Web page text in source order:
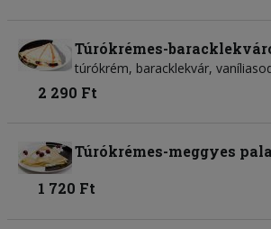
Túrókrémes-
túrókrém, baracklekvár,
2 290 Ft
Túrókrémes-meggyes
1 720 Ft